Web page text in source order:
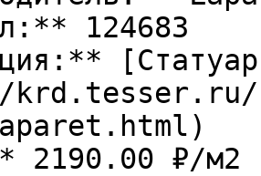
124683
2190.00 ₽/м2